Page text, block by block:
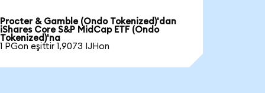
Procter & Gamble (Ondo Tokenized)'dan
iShares Core S&P MidCap ETF (Ondo
Tokenized)'na
1 PGon eşittir 1,9073 IJHon